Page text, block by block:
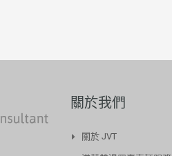
關於我們
關於 JVT